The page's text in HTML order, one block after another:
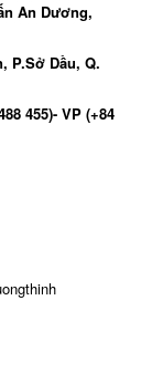
An Dương,
P.Sở Dầu, Q.
455)- VP (+84